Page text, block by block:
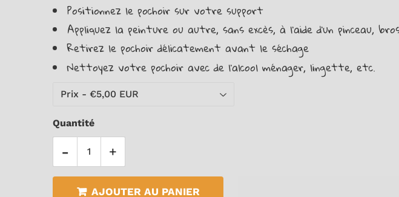
Positionnez le pochoir sur votre support
Appliquez la peinture ou autre, sans excès, à l’aide d’un pinceau,
Retirez le pochoir délicatement avant le séchage
Nettoyez votre pochoir avec de l'alcool ménager, lingette, etc.
Quantité
+
-
AJOUTER AU PANIER